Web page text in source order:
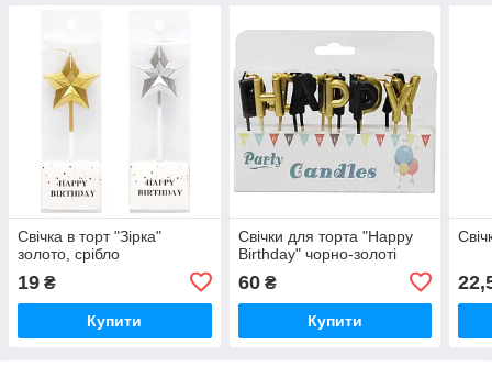
Свічка в торт "Зірка"
золото, срібло
19 ₴
Купити
Свічки для торта "Happy
Birthday" чорно-золоті
60₴
Купити